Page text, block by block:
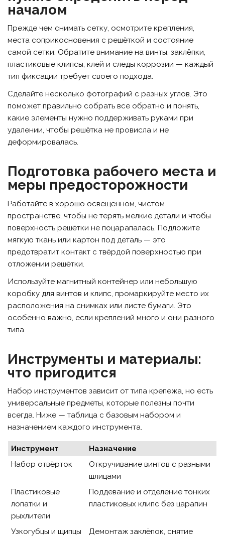
началом
Прежде чем снимать сетку, осмотрите крепления,
места соприкосновения с решёткой и состояние
самой сетки. Обратите внимание на винты, заклёпки,
пластиковые клипсы, клей и следы коррозии — каждый
тип фиксации требует своего подхода.
Сделайте несколько фотографий с разных углов. Это
поможет правильно собрать все обратно и понять,
какие элементы нужно поддерживать руками при
удалении, чтобы решётка не провисла и не
деформировалась.
Подготовка рабочего места и
меры предосторожности
Работайте в хорошо освещённом, чистом
пространстве, чтобы не терять мелкие детали и чтобы
поверхность решётки не поцарапалась. Подложите
мягкую ткань или картон под деталь — это
предотвратит контакт с твёрдой поверхностью при
отложении решётки.
Используйте магнитный контейнер или небольшую
коробку для винтов и клипс, промаркируйте место их
расположения на снимках или листе бумаги. Это
особенно важно, если креплений много и они разного
типа.
Инструменты и материалы:
что пригодится
Набор инструментов зависит от типа крепежа, но есть
универсальные предметы, которые полезны почти
всегда. Ниже — таблица с базовым набором и
назначением каждого инструмента.
Инструмент
Назначение
Набор отвёрток
Откручивание винтов с разными
шлицами
Пластиковые
лопатки и
рыхлители
Поддевание и отделение тонких
пластиковых клипс без царапин
Узкогубцы и щипцы
Демонтаж заклёпок, снятие